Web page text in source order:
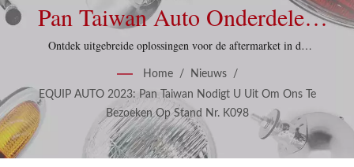
Pan Taiwan Auto Onderdelen
Tentoonstelling - EQUIP
AUTO 2023
Ontdek uitgebreide oplossingen voor de aftermarket in de
klassieke auto's en op maat gemaakte diensten van de
marktleider Pan Taiwan op EQUIP AUTO 2023, 28-30
september.
Home / Nieuws
/
EQUIP AUTO 2023: Pan Taiwan Nodigt U Uit Om Ons Te
Bezoeken Op Stand Nr. K098